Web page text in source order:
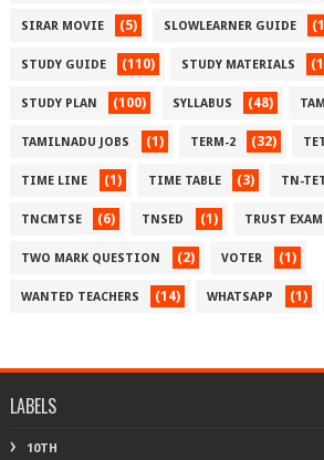
SIRAR MOVIE (5) SLOWLEARNER GUIDE
STUDY GUIDE (110) STUDY MATERIALS
STUDY PLAN (100) SYLLABUS (48)
TAMILNADU JOBS (1) TERM-2 (32)
TIME LINE (1) TIME TABLE (3) TN-
TNCMTSE (6) TNSED (1) TRUST EXAM
TWO MARK QUESTION (2) VOTER (1)
WANTED TEACHERS (14) WHATSAPP (1)
LABELS
10TH